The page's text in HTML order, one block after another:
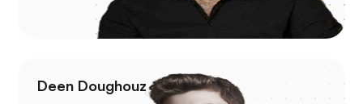
Deen Doughouz